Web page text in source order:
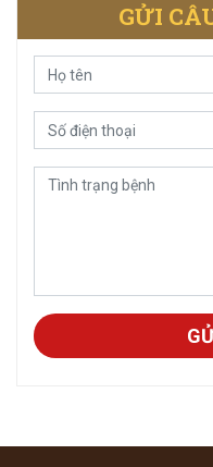
GỬI